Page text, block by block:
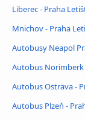
Liberec - Praha
Mnichov - Praha
Autobusy Neapol
Autobus Norimberk
Autobus Ostrava -
Autobus Plzeň -